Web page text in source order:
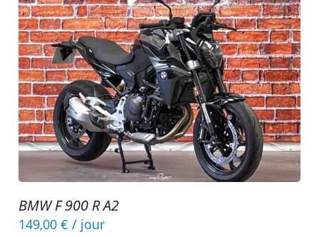
BMW F 900 R A2
149,00 € / jour